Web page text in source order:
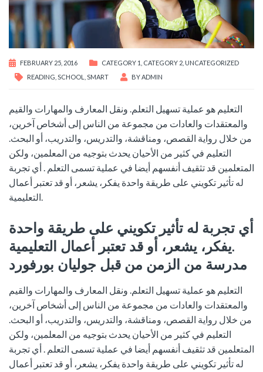
FEBRUARY 25, 2016 CATEGORY 1 CATEGORY 2 UNCATEGORIZED
READING SCHOOL SMART BYADMIN
التعليم هو عملية تسهيل التعلم. ونقل المعارف والمهارات والقيم
والمعتقدات والعادات من مجموعة من الناس إلى أشخاص آخرين،
من خلال رواية القصص، ومناقشة، والتدريس، والتدريب، أو البحث.
التعليم في كثير من الأحيان يحدث بتوجيه من المعلمين، ولكن
المتعلمين قد تثقيف أنفسهم أيضا في عملية تسمى التعلم .أي تجربة
له تأثير تكويني على طريقة واحدة يفكر، يشعر، أو قد تعتبر أعمال
التعليمية.
أي تجربة له تأثير تكويني على طريقة واحدة
يفكر، يشعر، أو قد تعتبر أعمال التعليمية.
مدرسة من الزمن من قبل جوليان بورفورد
التعليم هو عملية تسهيل التعلم. ونقل المعارف والمهارات والقيم
والمعتقدات والعادات من مجموعة من الناس إلى أشخاص آخرين،
من خلال رواية القصص، ومناقشة، والتدريس، والتدريب، أو البحث.
التعليم في كثير من الأحيان يحدث بتوجيه من المعلمين، ولكن
المتعلمين قد تثقيف أنفسهم أيضا في عملية تسمى التعلم .أي تجربة
له تأثير تكويني على طريقة واحدة يفكر، يشعر، أو قد تعتبر أعمال